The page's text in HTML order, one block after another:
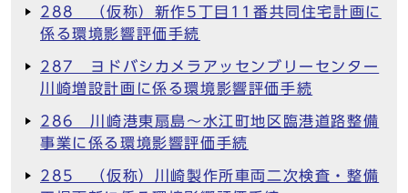
288 （仮称）新作5丁目11番共同住宅計画に
係る環境影響評価手続
287 ヨドバシカメラアッセンブリーセンター
川崎増設計画に係る環境影響評価手続
286 川崎港東扇島～水江町地区臨港道路整備
事業に係る環境影響評価手続
285 （仮称）川崎製作所車両二次検査・整備